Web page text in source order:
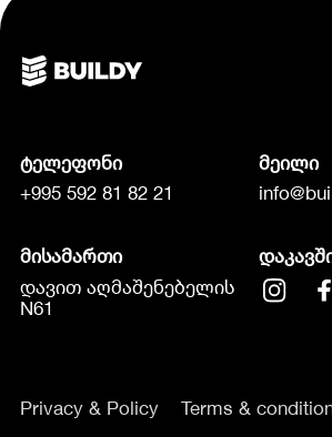
ტელეფონი
+995 592 81 82 21
მეილი
მისამართი
დავით აღმაშენებელის
N61
Privacy & Policy Terms &